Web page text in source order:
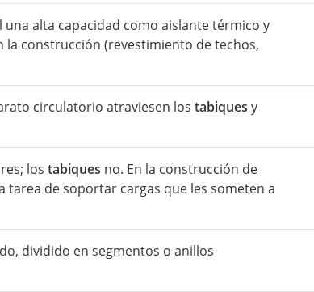
alta capacidad como aislante térmico y
la construcción (revestimiento de techos,
circulatorio atraviesen los tabiques y
los tabiques no. En la construcción de
de soportar cargas que les someten a
dividido en segmentos o anillos